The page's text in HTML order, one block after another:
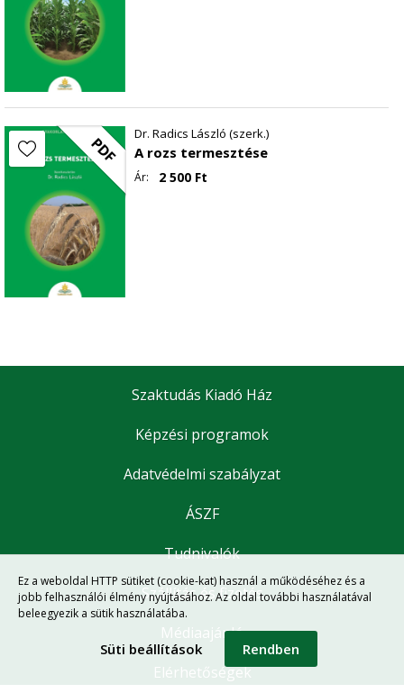
PDF Dr. Radics László (szerk.)
A rozs termesztése
Ár: 2 500 Ft
Szaktudás Kiadó Ház
Képzési programok
Adatvédelmi szabályzat
ÁSZF
Tudnivalók
Szállítás és fizetés
Médiaajánló
Elérhetőségek
Ez a weboldal HTTP sütiket (cookie-kat) használ a működéséhez és a
jobb felhasználói élmény nyújtásához. Az oldal további használatával
beleegyezik a sütik használatába.
Süti beállítások Rendben